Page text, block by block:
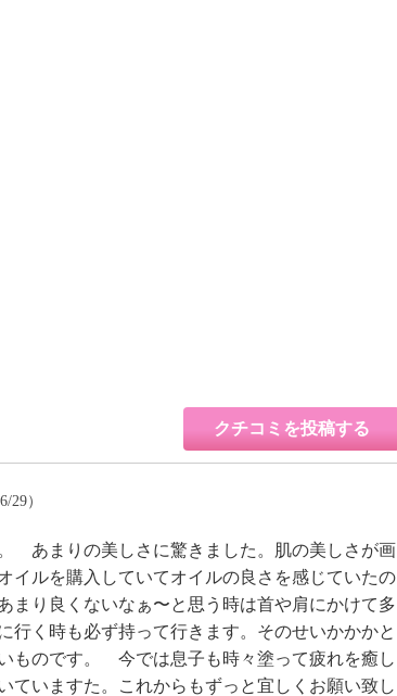
クチコミを投稿する
29）
あまりの美しさに驚きました。肌の美しさが画
イルを購入していてオイルの良さを感じていたの
り良くないなぁ〜と思う時は首や肩にかけて多
く時も必ず持って行きます。そのせいかかかと
ものです。 今では息子も時々塗って疲れを癒し
ていますた。これからもずっと宜しくお願い致し